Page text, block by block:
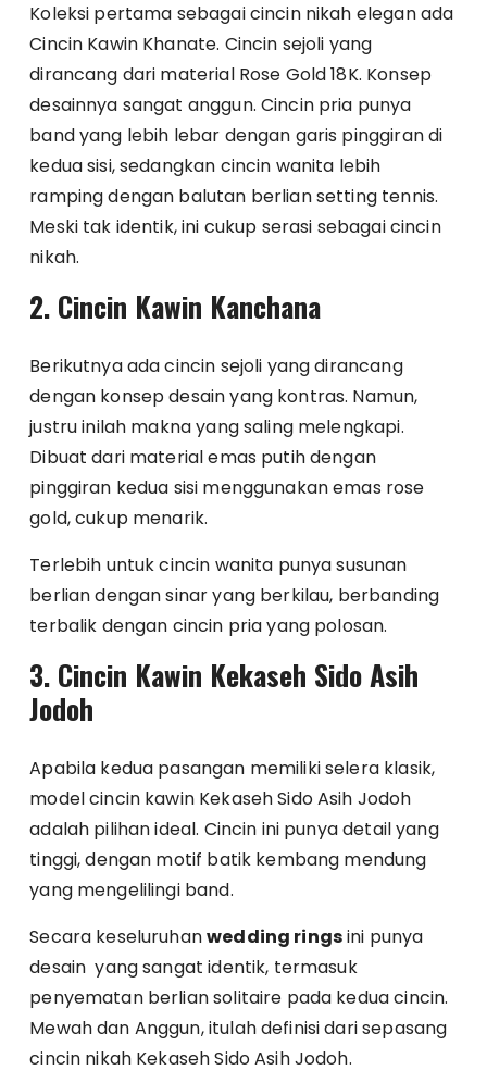
Koleksi pertama sebagai cincin nikah elegan ada
Cincin Kawin Khanate. Cincin sejoli yang
dirancang dari material Rose Gold 18K. Konsep
desainnya sangat anggun. Cincin pria punya
band yang lebih lebar dengan garis pinggiran di
kedua sisi, sedangkan cincin wanita lebih
ramping dengan balutan berlian setting tennis.
Meski tak identik, ini cukup serasi sebagai cincin
nikah.
2. Cincin Kawin Kanchana
Berikutnya ada cincin sejoli yang dirancang
dengan konsep desain yang kontras. Namun,
justru inilah makna yang saling melengkapi.
Dibuat dari material emas putih dengan
pinggiran kedua sisi menggunakan emas rose
gold, cukup menarik.
Terlebih untuk cincin wanita punya susunan
berlian dengan sinar yang berkilau, berbanding
terbalik dengan cincin pria yang polosan.
3. Cincin Kawin Kekaseh Sido Asih
Jodoh
Apabila kedua pasangan memiliki selera klasik,
model cincin kawin Kekaseh Sido Asih Jodoh
adalah pilihan ideal. Cincin ini punya detail yang
tinggi, dengan motif batik kembang mendung
yang mengelilingi band.
Secara keseluruhanwedding ringsini punya
desain yang sangat identik, termasuk
penyematan berlian solitaire pada kedua cincin.
Mewah dan Anggun, itulah definisi dari sepasang
cincin nikah Kekaseh Sido Asih Jodoh.